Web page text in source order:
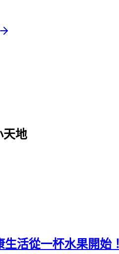
天地
活從一杯水果開始